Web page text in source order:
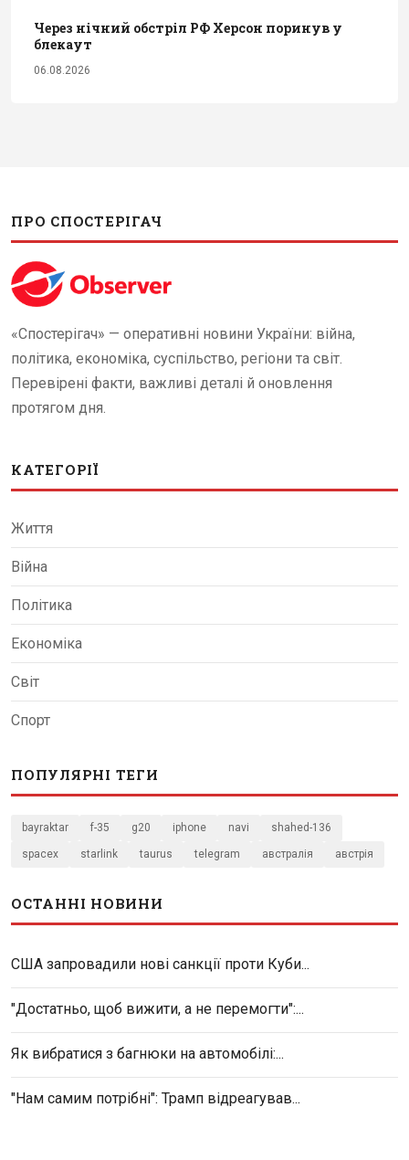
Через нічний обстріл РФ Херсон поринув у
блекаут
06.08.2026
ПРО СПОСТЕРІГАЧ
«Спостерігач» — оперативні новини України: війна,
політика, економіка, суспільство, регіони та світ.
Перевірені факти, важливі деталі й оновлення
протягом дня.
КАТЕГОРІЇ
Життя
Війна
Політика
Економіка
Світ
Спорт
ПОПУЛЯРНІ ТЕГИ
bayraktar f-35 g20 iphone navi shahed-136
spacex starlink taurus telegram австралія австрія
ОСТАННІ НОВИНИ
США запровадили нові санкції проти Куби...
"Достатньо, щоб вижити, а не перемогти":...
Як вибратися з багнюки на автомобілі:...
"Нам самим потрібні": Трамп відреагував...